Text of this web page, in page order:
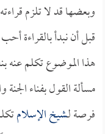
وبعضها قد لا تلزم
قبل أن نبدأ بالقراءة
هذا الموضوع تكلم عنه
مسألة القول بفناء الجنة
فرصة لـشيخ الإسلام